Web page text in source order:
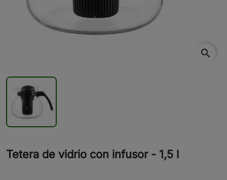
search
Tetera de vidrio con infusor - 1,5 l